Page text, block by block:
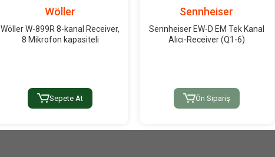
Wöller
Wöller W-899R 8-kanal Receiver,
8 Mikrofon kapasiteli
Sepete At
Sennheiser
Sennheiser EW-D EM Tek Kanal
Alıcı-Receiver (Q1-6)
Ön Sipariş